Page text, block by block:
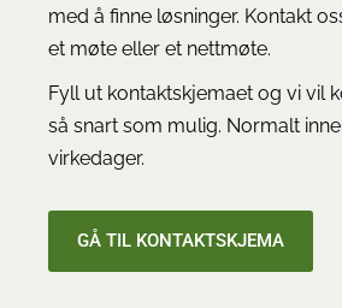
med å finne løsninger. Kontakt
et møte eller et nettmøte.
Fyll ut kontaktskjemaet og vi vil
så snart som mulig. Normalt
virkedager.
GÅ TIL KONTAKTSKJEMA